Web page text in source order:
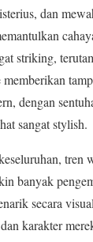
dan
striking,
dengan
sangat stylish.
tren
banyak
secara
karakter